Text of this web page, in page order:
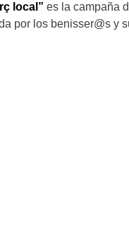
local” es la campaña
por los benisser@s y